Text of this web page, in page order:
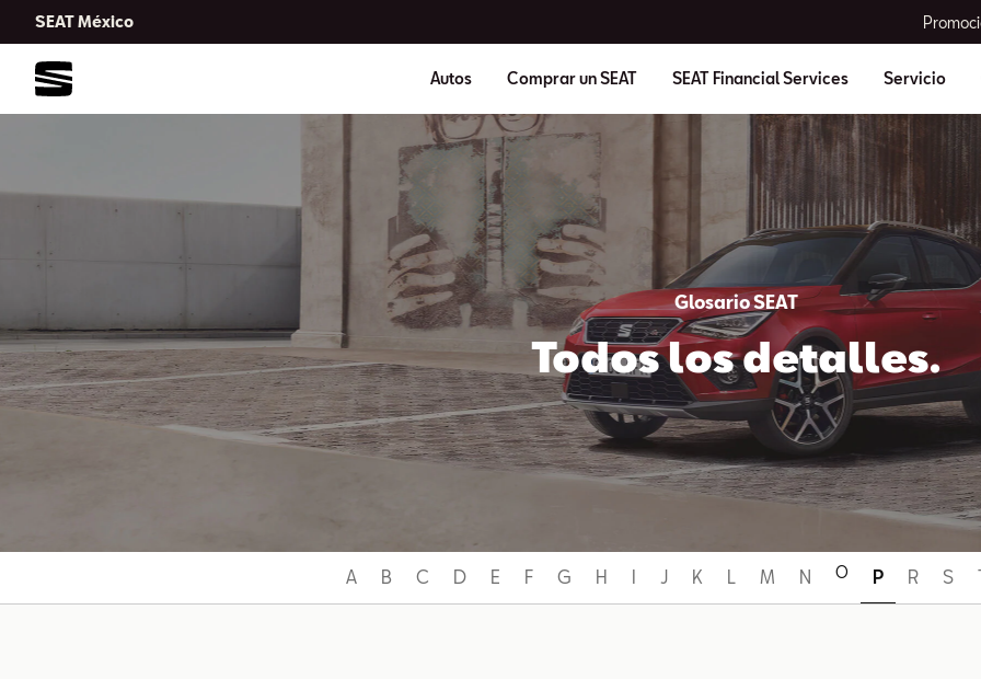
SEAT México
Autos Comprar un SEAT SEAT Financial Services Servicio
Glosario SEAT
Todos los detalles.
A B C D E F G H I J K L M N O P R S